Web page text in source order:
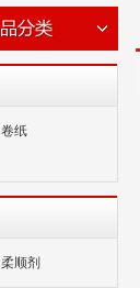
卷纸
柔顺剂